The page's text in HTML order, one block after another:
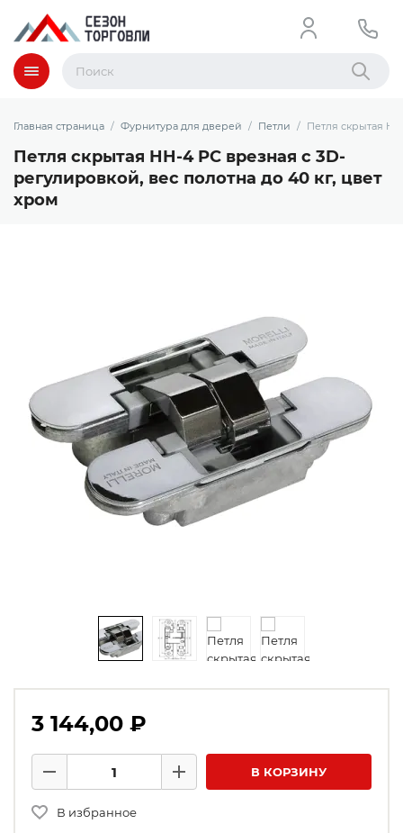
Меню Найти
Главная страница Фурнитура для дверей Петли Петля скрытая
Петля скрытая HH-4 PC врезная с 3D-
регулировкой, вес полотна до 40 кг, цвет
хром
3 144,00 ₽
Минус
Плюс В КОРЗИНУ
В избранное